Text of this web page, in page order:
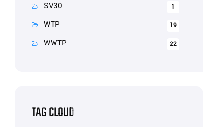
SV30 1
WTP 19
WWTP 22
TAG CLOUD